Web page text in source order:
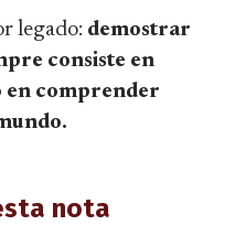
legado: demostrar
consiste en
en comprender
nota